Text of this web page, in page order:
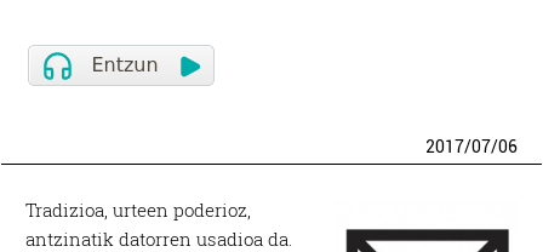
2017/07/06
Tradizioa, urteen poderioz,
antzinatik datorren usadioa da.